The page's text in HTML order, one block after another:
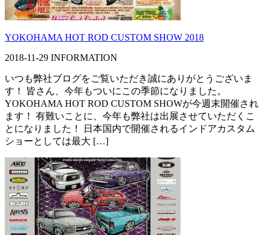
YOKOHAMA HOT ROD CUSTOM SHOW 2018
2018-11-29 INFORMATION
いつも弊社ブログをご覧いただき誠にありがとうございま
す！ 皆さん、今年もついにこの季節になりました。
YOKOHAMA HOT ROD CUSTOM SHOWが今週末開催され
ます！ 有難いことに、今年も弊社は出展させていただくこ
とになりました！ 日本国内で開催されるインドアカスタム
ショーとしては最大 […]